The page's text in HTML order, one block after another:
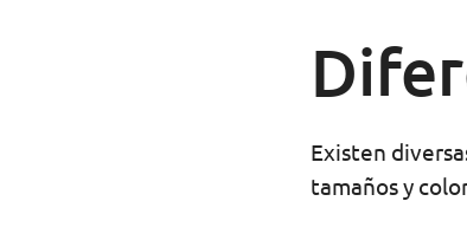
Existen
tamaños y